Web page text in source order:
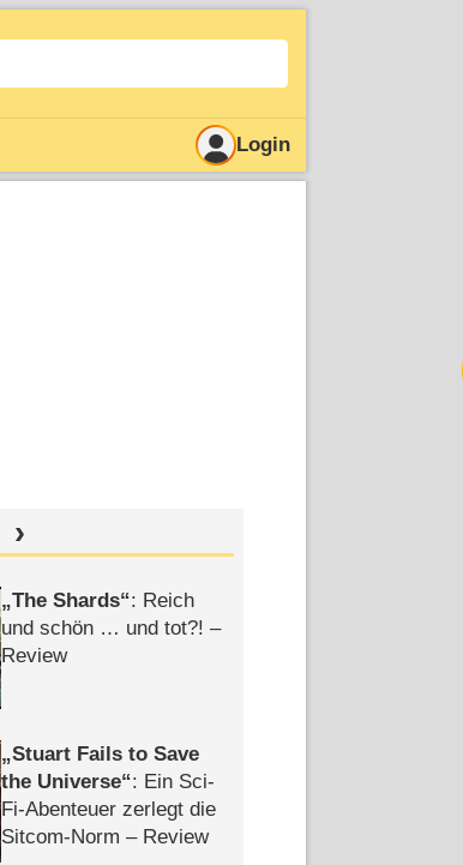
Login
The Shards : Reich
und schön … und tot?! –
Review
Stuart Fails to Save
the Universe : Ein Sci-
Fi-Abenteuer zerlegt die
Sitcom-Norm – Review